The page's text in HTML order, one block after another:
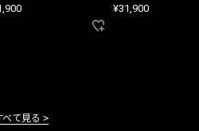
¥31,900
べて見る